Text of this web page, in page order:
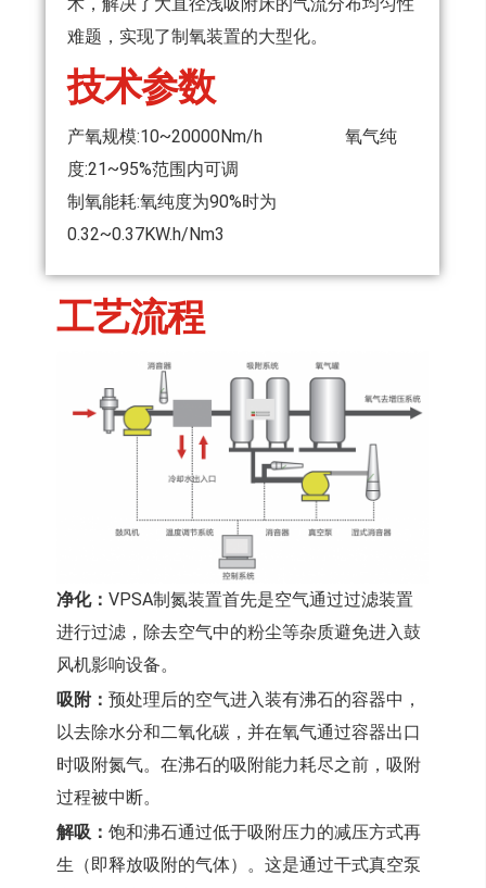
难题，实现了制氧装置的大型化。
技术参数
产氧规模:10~20000Nm/h 氧气纯
度:21~95%范围内可调
制氧能耗:氧纯度为90%时为
0.32~0.37KW.h/Nm3
工艺流程
净化： VPSA制氮装置首先是空气通过过滤装置
进行过滤，除去空气中的粉尘等杂质避免进入鼓
风机影响设备。
吸附： 预处理后的空气进入装有沸石的容器中，
以去除水分和二氧化碳，并在氧气通过容器出口
时吸附氮气。在沸石的吸附能力耗尽之前，吸附
过程被中断。
解吸： 饱和沸石通过低于吸附压力的减压方式再
生（即释放吸附的气体）。这是通过干式真空泵